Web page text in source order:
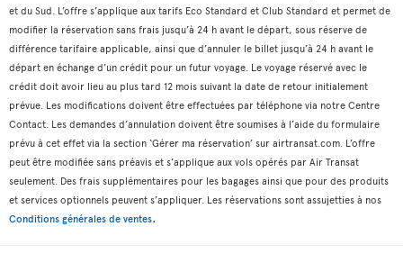
et du Sud. L’offre s’applique aux tarifs Eco Standard et Club Standard et permet de
modifier la réservation sans frais jusqu’à 24 h avant le départ, sous réserve de
différence tarifaire applicable, ainsi que d’annuler le billet jusqu’à 24 h avant le
départ en échange d’un crédit pour un futur voyage. Le voyage réservé avec le
crédit doit avoir lieu au plus tard 12 mois suivant la date de retour initialement
prévue. Les modifications doivent être effectuées par téléphone via notre Centre
Contact. Les demandes d’annulation doivent être soumises à l’aide du formulaire
prévu à cet effet via la section ‘Gérer ma réservation’ sur airtransat.com. L’offre
peut être modifiée sans préavis et s’applique aux vols opérés par Air Transat
seulement. Des frais supplémentaires pour les bagages ainsi que pour des produits
et services optionnels peuvent s’appliquer. Les réservations sont assujetties à nos
Conditions générales de ventes.